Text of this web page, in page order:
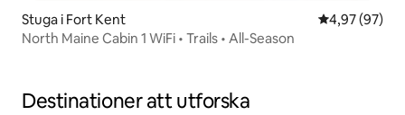
Stuga i Fort Kent 4,97 av 5 i
4,97 (97)
North Maine Cabin 1 WiFi • Trails • All-Season
Destinationer att utforska